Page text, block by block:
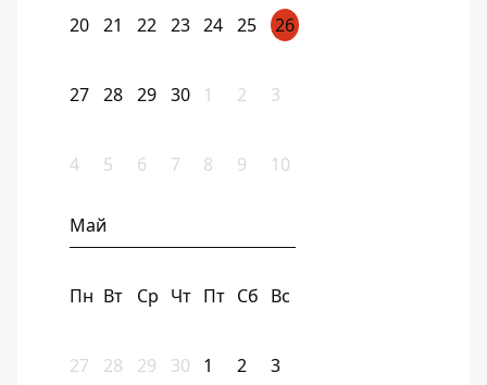
20 21 22 23 24 25 26
27 28 29 30 1 2 3
4 5 6 7 8 9 10
Май
Пн Вт Ср Чт Пт Сб Вс
27 28 29 30 1 2 3